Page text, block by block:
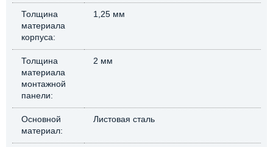
Толщина
материала
корпуса:
1,25 мм
Толщина
материала
монтажной
панели:
2 мм
Основной
материал:
Листовая сталь